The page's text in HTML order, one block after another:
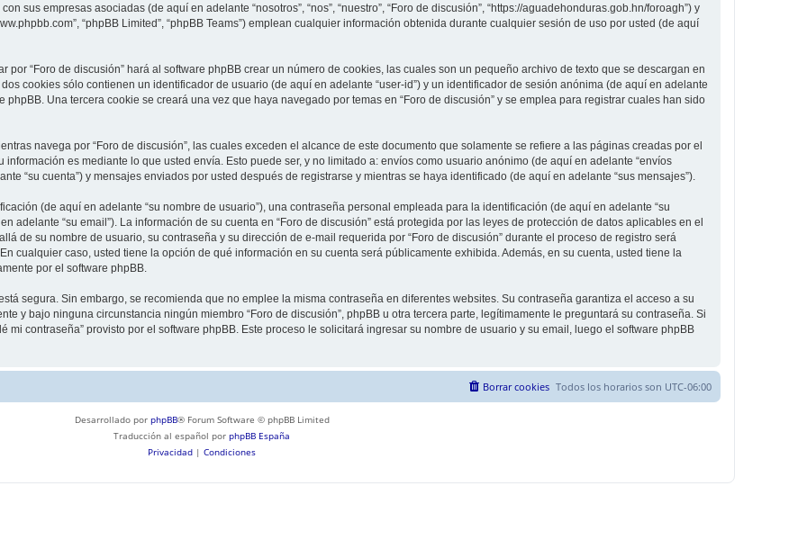
sus empresas asociadas (de aquí en adelante “nosotros”, “nos”, “nuestro”, “Foro de discusión”, “https://aguadehonduras.gob.hn/foroagh”) y
“phpBB Limited”, “phpBB Teams”) emplean cualquier información obtenida durante cualquier sesión de uso por usted (de aquí
“Foro de discusión” hará al software phpBB crear un número de cookies, las cuales son un pequeño archivo de texto que se descargan en
cookies sólo contienen un identificador de usuario (de aquí en adelante “user-id”) y un identificador de sesión anónima (de aquí en adelante
phpBB. Una tercera cookie se creará una vez que haya navegado por temas en “Foro de discusión” y se emplea para registrar cuales han sido
navega por “Foro de discusión”, las cuales exceden el alcance de este documento que solamente se refiere a las páginas creadas por el
es mediante lo que usted envía. Esto puede ser, y no limitado a: envíos como usuario anónimo (de aquí en adelante “envíos
“su cuenta”) y mensajes enviados por usted después de registrarse y mientras se haya identificado (de aquí en adelante “sus mensajes”).
(de aquí en adelante “su nombre de usuario”), una contraseña personal empleada para la identificación (de aquí en adelante “su
adelante “su email”). La información de su cuenta en “Foro de discusión” está protegida por las leyes de protección de datos aplicables en el
de su nombre de usuario, su contraseña y su dirección de e-mail requerida por “Foro de discusión” durante el proceso de registro será
cualquier caso, usted tiene la opción de qué información en su cuenta será públicamente exhibida. Además, en su cuenta, usted tiene la
por el software phpBB.
segura. Sin embargo, se recomienda que no emplee la misma contraseña en diferentes websites. Su contraseña garantiza el acceso a su
y bajo ninguna circunstancia ningún miembro “Foro de discusión”, phpBB u otra tercera parte, legítimamente le preguntará su contraseña. Si
mi contraseña” provisto por el software phpBB. Este proceso le solicitará ingresar su nombre de usuario y su email, luego el software phpBB
Todos los horarios son UTC-06:00
Borrar cookies
Desarrollado por phpBB® Forum Software © phpBB Limited
Traducción al español por phpBB España
Privacidad | Condiciones